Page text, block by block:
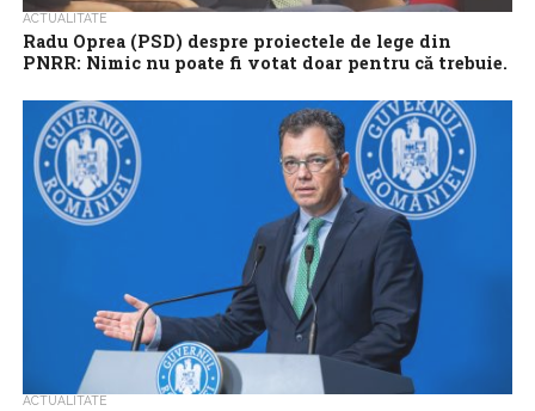
ACTUALITATE
Radu Oprea (PSD) despre proiectele de lege din
PNRR: Nimic nu poate fi votat doar pentru că trebuie.
înainte
Senatorul PSD Radu Oprea a declarat, miercuri, despre
proiectele de lege din PNRR, că nimic nu poate fi votat doar
pentru că...
ACTUALITATE